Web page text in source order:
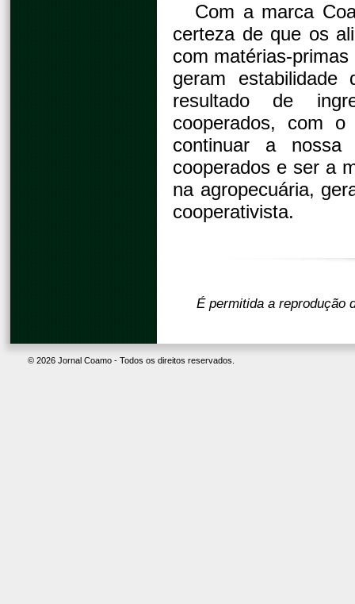
Com a marca
certeza de que os
com matérias-
geram estabilidade
resultado de
cooperados, com
continuar a
cooperados e ser a
na agropecuária,
cooperativista.
É permitida a reprodução
© 2026 Jornal Coamo - Todos os direitos reservados.